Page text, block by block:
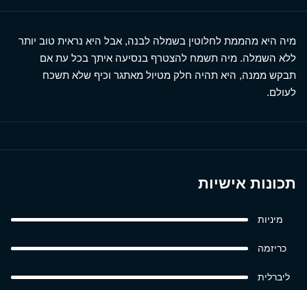
מיה היא מהממת לחלוטין בשמלה לבנה, אבל היא נראית טוב יותר
ללא השמלה. מיה תשמח להצטרף בנסיעה איתך בכל עת אם
תבקש ממנה, היא תהיה חלק מטיול מאתגר וכיף שלא תשכח
לעולם.
תכונות אישיות
מיניות
כריזמה
ליברלית